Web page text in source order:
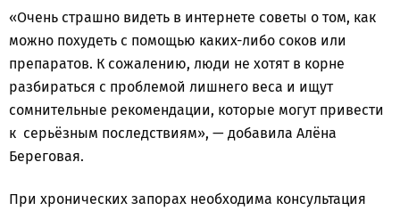
«Очень страшно видеть в интернете советы о том, как
можно похудеть с помощью каких-либо соков или
препаратов. К сожалению, люди не хотят в корне
разбираться с проблемой лишнего веса и ищут
сомнительные рекомендации, которые могут привести
к серьёзным последствиям», — добавила Алёна
Береговая.
При хронических запорах необходима консультация